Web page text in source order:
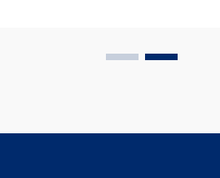
תעשייתיים רבים. אנו מוצאים
הקוסמטית ועד...